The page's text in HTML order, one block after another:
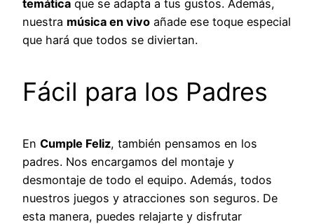
temática que se adapta a tus gustos. Además,
nuestra música en vivo añade ese toque especial
que hará que todos se diviertan.
Fácil para los Padres
En Cumple Feliz, también pensamos en los
padres. Nos encargamos del montaje y
desmontaje de todo el equipo. Además, todos
nuestros juegos y atracciones son seguros. De
esta manera, puedes relajarte y disfrutar